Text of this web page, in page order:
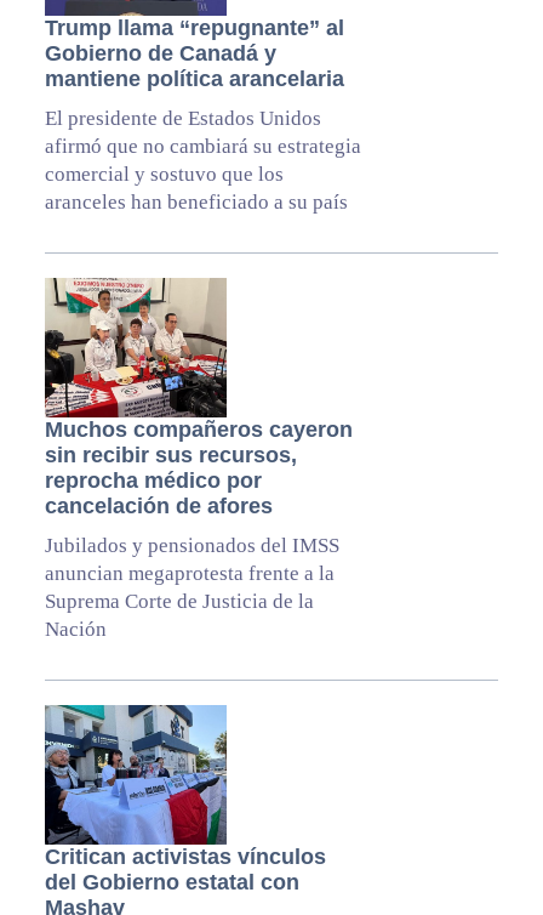
Trump llama “repugnante” al
Gobierno de Canadá y
mantiene política arancelaria
El presidente de Estados Unidos
afirmó que no cambiará su estrategia
comercial y sostuvo que los
aranceles han beneficiado a su país
Muchos compañeros cayeron
sin recibir sus recursos,
reprocha médico por
cancelación de afores
Jubilados y pensionados del IMSS
anuncian megaprotesta frente a la
Suprema Corte de Justicia de la
Nación
Critican activistas vínculos
del Gobierno estatal con
Mashav